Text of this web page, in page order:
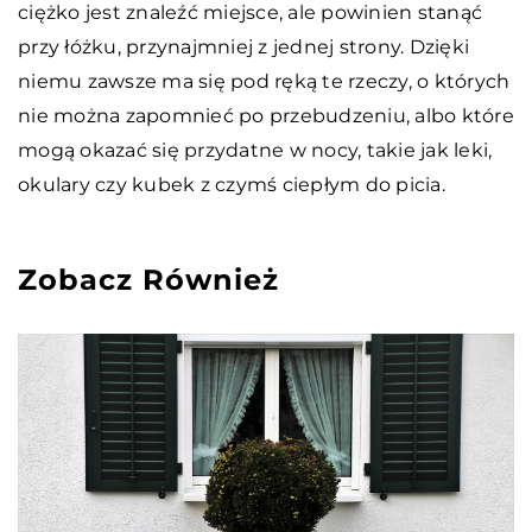
ciężko jest znaleźć miejsce, ale powinien stanąć
przy łóżku, przynajmniej z jednej strony. Dzięki
niemu zawsze ma się pod ręką te rzeczy, o których
nie można zapomnieć po przebudzeniu, albo które
mogą okazać się przydatne w nocy, takie jak leki,
okulary czy kubek z czymś ciepłym do picia.
Zobacz Również